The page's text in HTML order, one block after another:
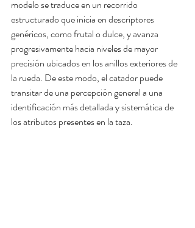
modelo se traduce en un recorrido
estructurado que inicia en descriptores
genéricos, como frutal o dulce, y avanza
progresivamente hacia niveles de mayor
precisión ubicados en los anillos exteriores de
la rueda. De este modo, el catador puede
transitar de una percepción general a una
identificación más detallada y sistemática de
los atributos presentes en la taza.